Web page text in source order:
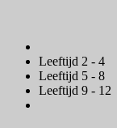
Leeftijd 2 - 4
Leeftijd 5 - 8
Leeftijd 9 - 12